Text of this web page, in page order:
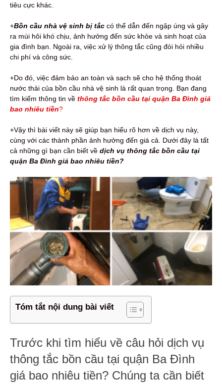
tiêu cực khác.
+Bồn cầu nhà vệ sinh bị tắc có thể dẫn đến ngập úng và gây
ra mùi hôi khó chịu, ảnh hưởng đến sức khỏe và sinh hoạt của
gia đình bạn. Ngoài ra, việc xử lý thông tắc cũng đòi hỏi nhiều
chi phí và công sức.
+Do đó, việc đảm bảo an toàn và sạch sẽ cho hệ thống thoát
nước thải của bồn cầu nhà vệ sinh là rất quan trọng. Bạn đang
tìm kiếm thông tin về thông tắc bồn cầu tại quận Ba Đình giá
bao nhiêu tiền?
+Vậy thì bài viết này sẽ giúp bạn hiểu rõ hơn về dịch vụ này,
cùng với các thành phần ảnh hưởng đến giá cả. Dưới đây là tất
cả những gì bạn cần biết về dịch vụ thông tắc bồn cầu tại
quận Ba Đình giá bao nhiêu tiền?
Tóm tắt nội dung bài viết
Trước khi tìm hiểu về câu hỏi dịch vụ
thông tắc bồn cầu tại quận Ba Đình
giá bao nhiêu tiền? Chúng ta cần biết